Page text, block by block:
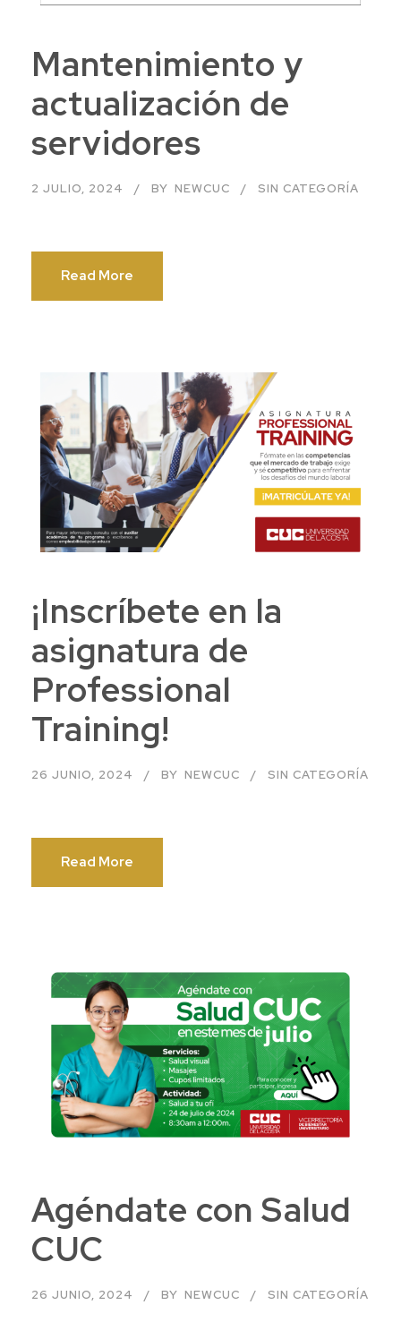
Mantenimiento y
actualización de
servidores
2 JULIO, 2024 BY NEWCUC SIN CATEGORÍA
Read More
¡Inscríbete en la
asignatura de
Professional
Training!
26 JUNIO, 2024 BY NEWCUC SIN CATEGORÍA
Read More
Agéndate con Salud
CUC
26 JUNIO, 2024 BY NEWCUC SIN CATEGORÍA